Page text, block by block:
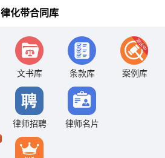
律化带合同库
文书库 条款库 案例库
律师招聘 律师名片